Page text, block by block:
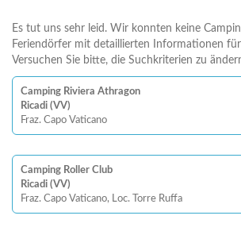
Es tut uns sehr leid. Wir konnten keine
Feriendörfer mit detaillierten Informationen
Versuchen Sie bitte, die Suchkriterien zu
Camping Riviera Athragon
Ricadi (VV)
Fraz. Capo Vaticano
Camping Roller Club
Ricadi (VV)
Fraz. Capo Vaticano, Loc. Torre Ruffa